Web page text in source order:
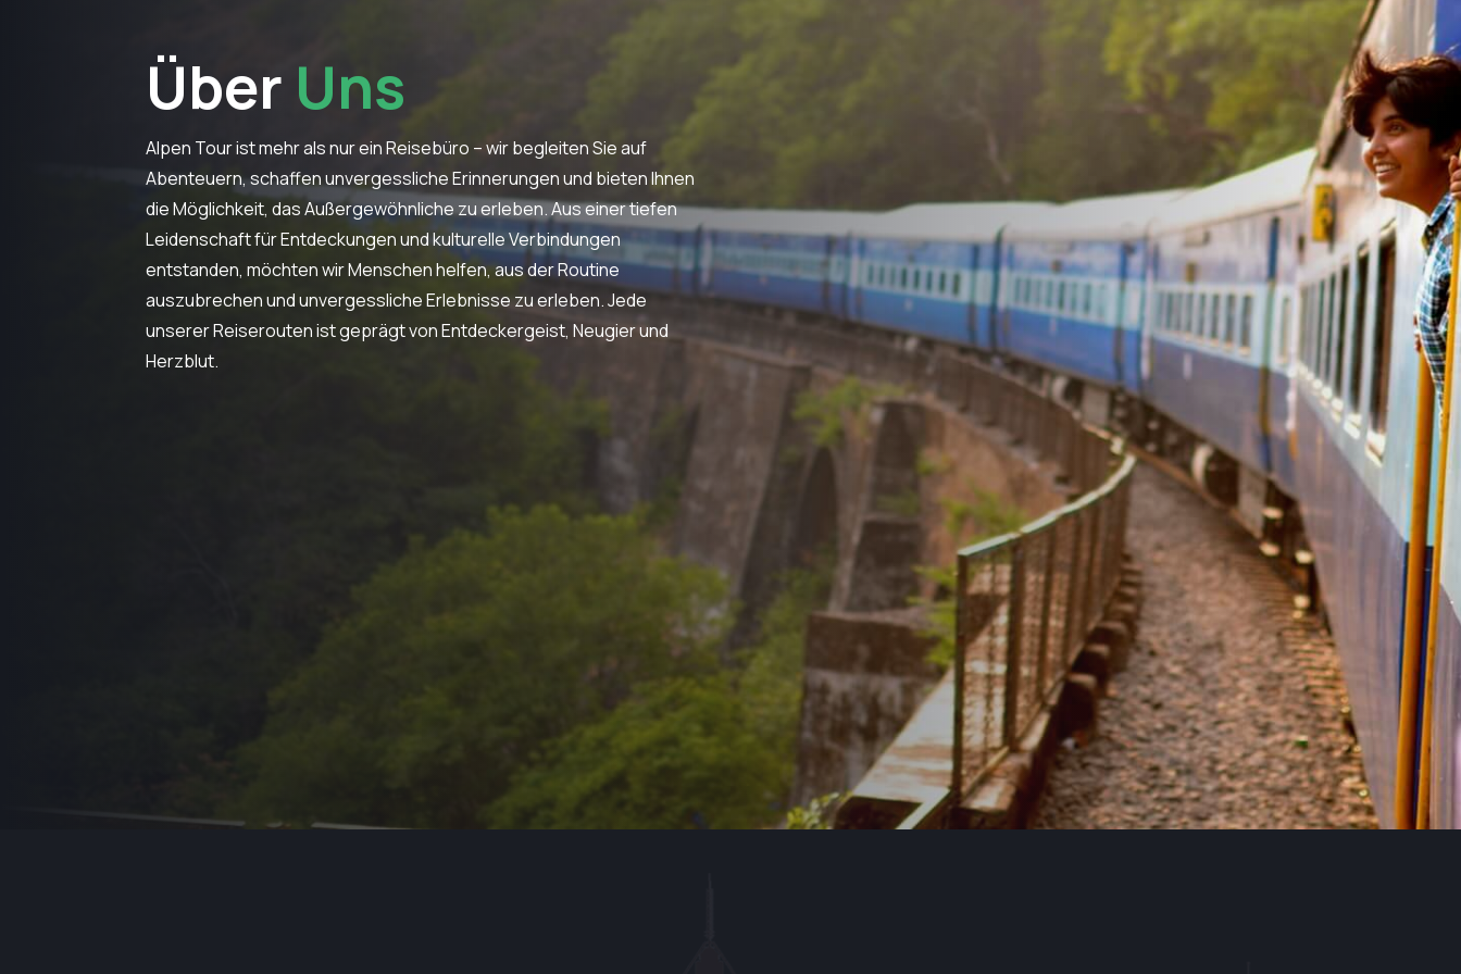
Über Uns
Alpen Tour ist mehr als nur ein Reisebüro – wir begleiten Sie auf
Abenteuern, schaffen unvergessliche Erinnerungen und bieten Ihnen
die Möglichkeit, das Außergewöhnliche zu erleben. Aus einer tiefen
Leidenschaft für Entdeckungen und kulturelle Verbindungen
entstanden, möchten wir Menschen helfen, aus der Routine
auszubrechen und unvergessliche Erlebnisse zu erleben. Jede
unserer Reiserouten ist geprägt von Entdeckergeist, Neugier und
Herzblut.